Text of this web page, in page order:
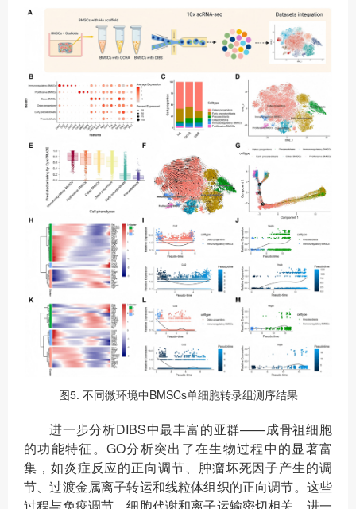
图5. 不同微环境中BMSCs单细胞转录组测序结果
进一步分析DIBS中最丰富的亚群——成骨祖细胞
的功能特征。GO分析突出了在生物过程中的显著富
集，如炎症反应的正向调节、肿瘤坏死因子产生的调
节、过渡金属离子转运和线粒体组织的正向调节。这些
过程与免疫调节、细胞代谢和离子运输密切相关，进一